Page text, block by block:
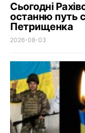
Сьогодні
останню путь
Петрищенка
2026-08-03